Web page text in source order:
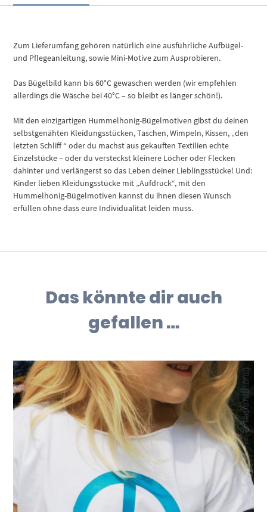
Zum Lieferumfang gehören natürlich eine ausführliche Aufbügel-
und Pflegeanleitung, sowie Mini-Motive zum Ausprobieren.
Das Bügelbild kann bis 60°C gewaschen werden (wir empfehlen
allerdings die Wäsche bei 40°C – so bleibt es länger schön!).
Mit den einzigartigen Hummelhonig-Bügelmotiven gibst du deinen
selbstgenähten Kleidungsstücken, Taschen, Wimpeln, Kissen, „den
letzten Schliff “ oder du machst aus gekauften Textilien echte
Einzelstücke – oder du versteckst kleinere Löcher oder Flecken
dahinter und verlängerst so das Leben deiner Lieblingsstücke! Und:
Kinder lieben Kleidungsstücke mit „Aufdruck“, mit den
Hummelhonig-Bügelmotiven kannst du ihnen diesen Wunsch
erfüllen ohne dass eure Individualität leiden muss.
Das könnte dir auch
gefallen …